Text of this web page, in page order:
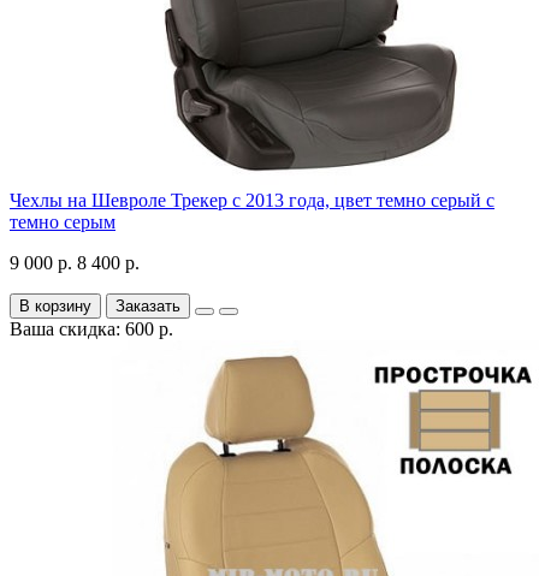
Чехлы на Шевроле Трекер с 2013 года, цвет темно серый с
темно серым
9 000 р. 8 400 р.
В корзину Заказать
Ваша скидка: 600 р.